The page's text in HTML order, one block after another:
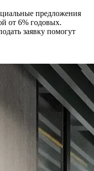
предложения
от 6% годовых.
заявку помогут